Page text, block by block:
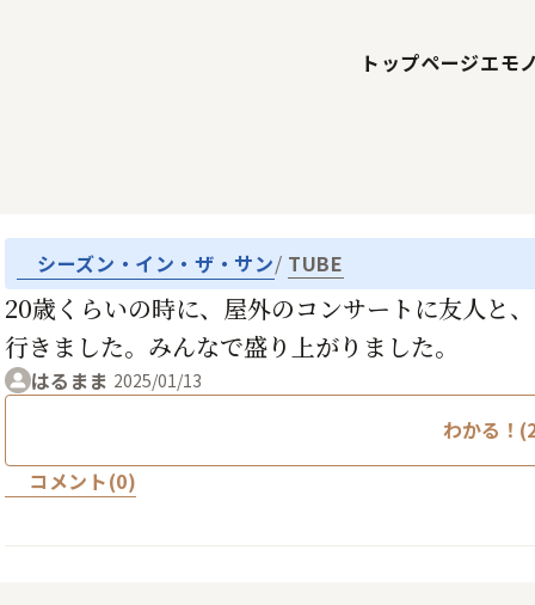
トップページエモ
シーズン・イン・ザ・サン TUBE
20歳くらいの時に、屋外のコンサートに友人と、
行きました。みんなで盛り上がりました。
はるまま 2025/01/13
わかる！
コメント(0)